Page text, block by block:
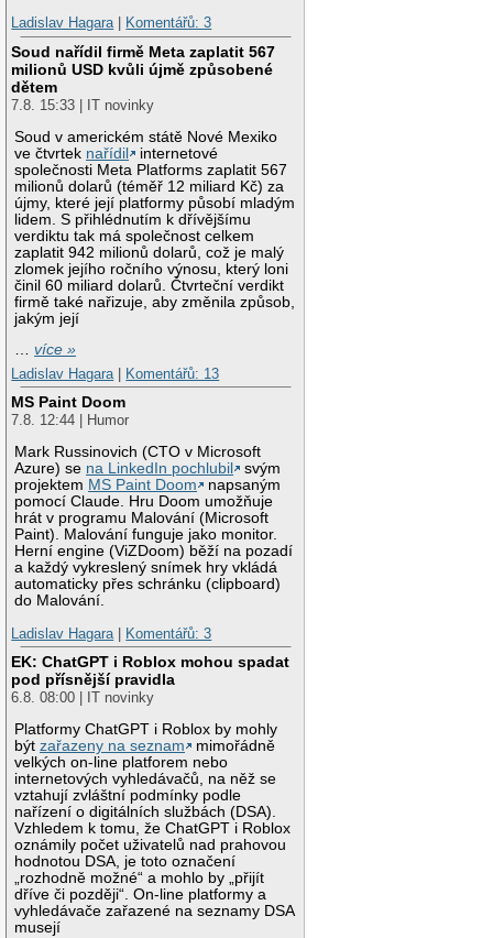
Ladislav Hagara| Komentářů: 3
Soud nařídil firmě Meta zaplatit 567
milionů USD kvůli újmě způsobené
dětem
7.8. 15:33 | IT novinky
Soud v americkém státě Nové Mexiko
ve čtvrtek nařídil
internetové
společnosti Meta Platforms zaplatit 567
milionů dolarů (téměř 12 miliard Kč) za
újmy, které její platformy působí mladým
lidem. S přihlédnutím k dřívějšímu
verdiktu tak má společnost celkem
zaplatit 942 milionů dolarů, což je malý
zlomek jejího ročního výnosu, který loni
činil 60 miliard dolarů. Čtvrteční verdikt
firmě také nařizuje, aby změnila způsob,
jakým její
…více »
Ladislav Hagara
Komentářů: 13
MS Paint Doom
7.8. 12:44 | Humor
Mark Russinovich (CTO v Microsoft
Azure) se na LinkedIn pochlubil
svým
projektem MS Paint Doom
napsaným
pomocí Claude. Hru Doom umožňuje
hrát v programu Malování (Microsoft
Paint). Malování funguje jako monitor.
Herní engine (ViZDoom) běží na pozadí
a každý vykreslený snímek hry vkládá
automaticky přes schránku (clipboard)
do Malování.
Ladislav Hagara
Komentářů: 3
EK: ChatGPT i Roblox mohou spadat
pod přísnější pravidla
6.8. 08:00 | IT novinky
Platformy ChatGPT i Roblox by mohly
býtzařazeny na seznam
mimořádně
velkých on-line platforem nebo
internetových vyhledávačů, na něž se
vztahují zvláštní podmínky podle
nařízení o digitálních službách (DSA).
Vzhledem k tomu, že ChatGPT i Roblox
oznámily počet uživatelů nad prahovou
hodnotou DSA, je toto označení
„rozhodně možné“ a mohlo by „přijít
dříve či později“. On-line platformy a
vyhledávače zařazené na seznamy DSA
musejí